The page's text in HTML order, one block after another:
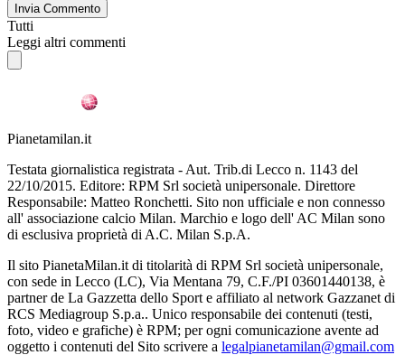
Invia Commento
Tutti
Leggi altri commenti
Pianetamilan.it
Testata giornalistica registrata - Aut. Trib.di Lecco n. 1143 del
22/10/2015. Editore: RPM Srl società unipersonale. Direttore
Responsabile: Matteo Ronchetti. Sito non ufficiale e non connesso
all' associazione calcio Milan. Marchio e logo dell' AC Milan sono
di esclusiva proprietà di A.C. Milan S.p.A.
Il sito PianetaMilan.it di titolarità di RPM Srl società unipersonale,
con sede in Lecco (LC), Via Mentana 79, C.F./PI 03601440138, è
partner de La Gazzetta dello Sport e affiliato al network Gazzanet di
RCS Mediagroup S.p.a.. Unico responsabile dei contenuti (testi,
foto, video e grafiche) è RPM; per ogni comunicazione avente ad
oggetto i contenuti del Sito scrivere a legalpianetamilan@gmail.com